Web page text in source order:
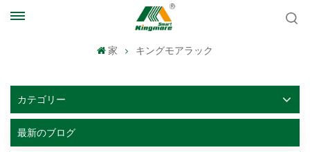
家 キングモアラック
カテゴリー
最新のブログ